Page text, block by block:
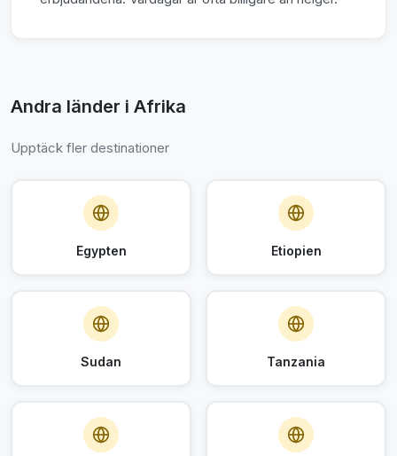
Andra länder i Afrika
Upptäck fler destinationer
Egypten Etiopien
Sudan Tanzania